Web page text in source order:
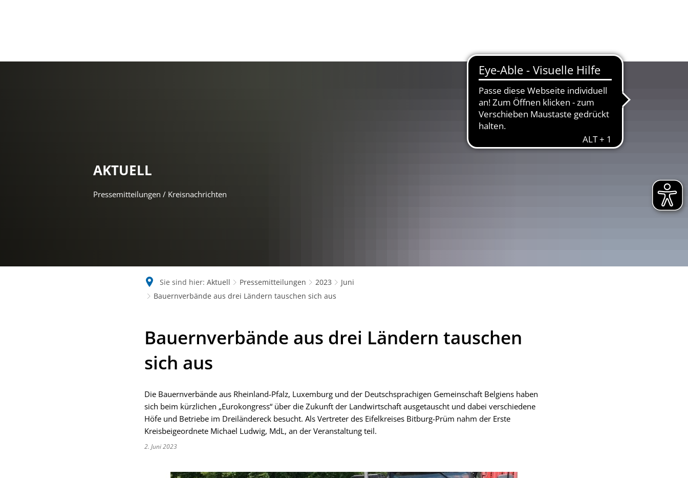
AKTUELL
Pressemitteilungen / Kreisnachrichten
Sie sind hier: Aktuell Pressemitteilungen 2023
Juni
Bauernverbände aus drei Ländern tauschen sich aus
Bauernverbände aus drei Ländern tauschen
sich aus
Die Bauernverbände aus Rheinland-Pfalz, Luxemburg und der Deutschsprachigen Gemeinschaft Belgiens haben
sich beim kürzlichen „Eurokongress“ über die Zukunft der Landwirtschaft ausgetauscht und dabei verschiedene
Höfe und Betriebe im Dreiländereck besucht. Als Vertreter des Eifelkreises Bitburg-Prüm nahm der Erste
Kreisbeigeordnete Michael Ludwig, MdL, an der Veranstaltung teil.
2. Juni 2023